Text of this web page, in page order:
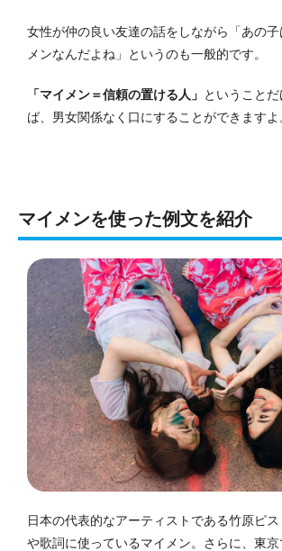
女性が仲の良い友達の話をしながら「あの
メンなんだよね」というのも一般的です。
「マイメン＝信頼の置ける人」 ということ
ば、男女関係なく口にすることができますよ
マイメンを使った例文を紹介
日本の代表的なアーティストである竹原ピ
や歌詞に使っているマイメン。さらに、東京